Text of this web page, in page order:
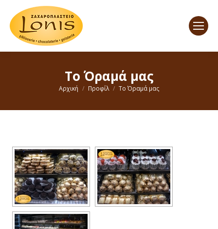
Το Όραμά μας
You are here:
Αρχική Προφίλ Το Όραμά μας